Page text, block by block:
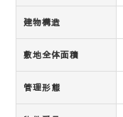
建物構造
敷地全体面積
管理形態